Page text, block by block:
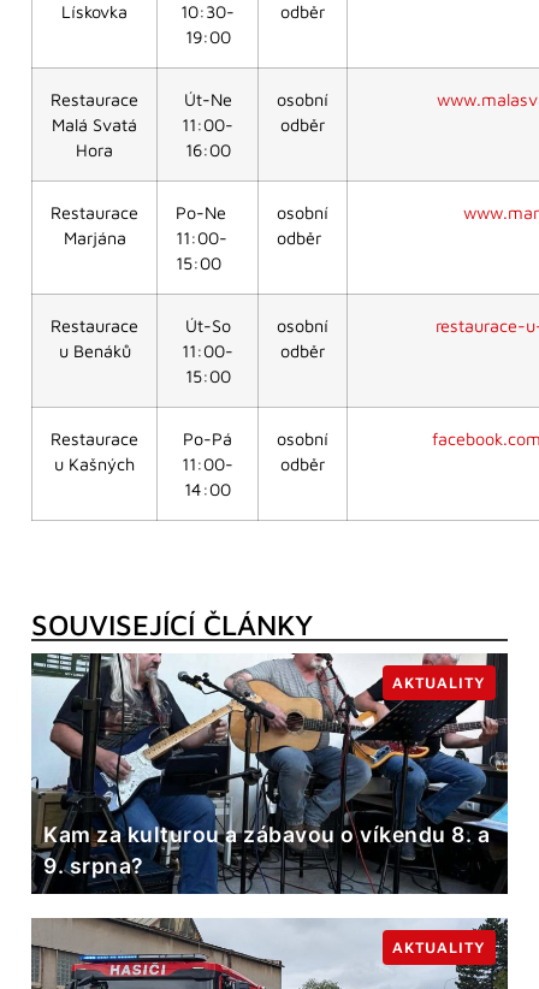
Lískovka
10:30-
19:00
odběr
Restaurace
Malá Svatá
Hora
Út-Ne
11:00-
16:00
osobní
odběr
Restaurace
Marjána
Po-Ne
11:00-
15:00
osobní
odběr
Restaurace
u Benáků
Út-So
11:00-
15:00
osobní
odběr
restaurace-
Restaurace
u Kašných
Po-Pá
11:00-
14:00
osobní
odběr
SOUVISEJÍCÍ ČLÁNKY
Kam za kulturou a zábavou o víkendu 8. a
9. srpna?
AKTUALITY
AKTUALITY